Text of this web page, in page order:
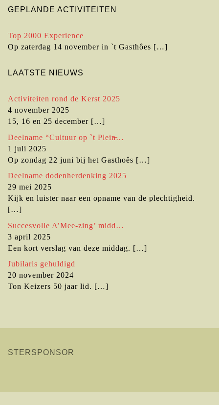
GEPLANDE ACTIVITEITEN
Top 2000 Experience
Op zaterdag 14 november in `t Gasthôes […]
LAATSTE NIEUWS
Activiteiten rond de Kerst 2025
4 november 2025
15, 16 en 25 december […]
Deelname “Cultuur op `t Plein̶…
1 juli 2025
Op zondag 22 juni bij het Gasthoês […]
Deelname dodenherdenking 2025
29 mei 2025
Kijk en luister naar een opname van de plechtigheid.
[…]
Succesvolle A’Mee-zing’ midd…
3 april 2025
Een kort verslag van deze middag. […]
Jubilaris gehuldigd
20 november 2024
Ton Keizers 50 jaar lid. […]
STERSPONSOR